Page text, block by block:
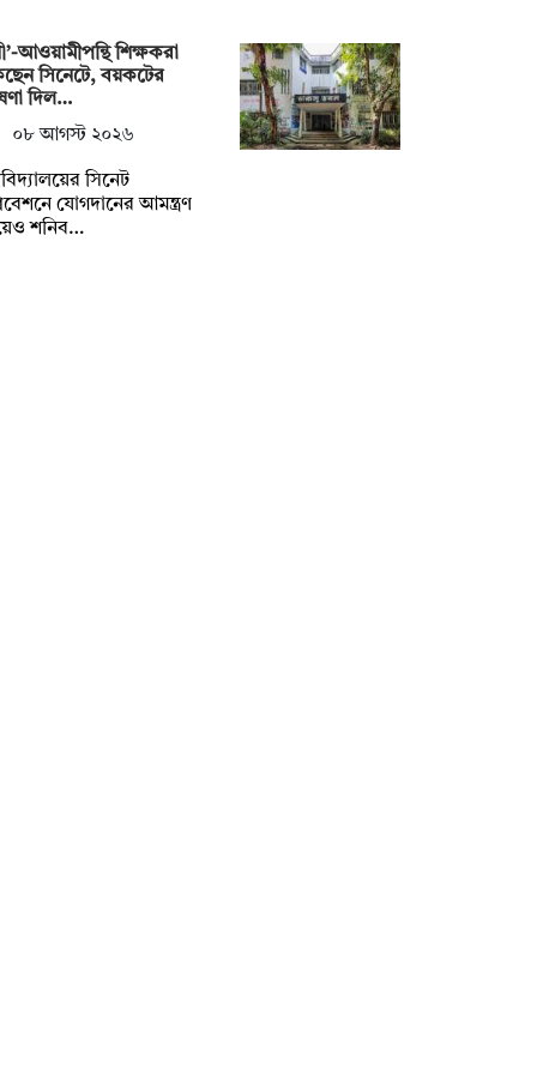
আওয়ামীপন্থি শিক্ষকরা
সিনেটে, বয়কটের
দিল…
০৮ আগস্ট ২০২৬
সিনেট
যোগদানের আমন্ত্রণ
শনিব…